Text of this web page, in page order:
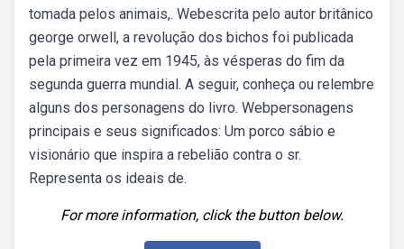
tomada pelos animais,. Webescrita pelo autor britânico
george orwell, a revolução dos bichos foi publicada
pela primeira vez em 1945, às vésperas do fim da
segunda guerra mundial. A seguir, conheça ou relembre
alguns dos personagens do livro. Webpersonagens
principais e seus significados: Um porco sábio e
visionário que inspira a rebelião contra o sr.
Representa os ideais de.
For more information, click the button below.